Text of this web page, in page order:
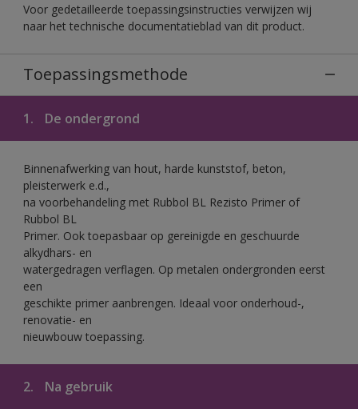
Voor gedetailleerde toepassingsinstructies verwijzen wij
naar het technische documentatieblad van dit product.
Toepassingsmethode
1. De ondergrond
Binnenafwerking van hout, harde kunststof, beton,
pleisterwerk e.d.,
na voorbehandeling met Rubbol BL Rezisto Primer of
Rubbol BL
Primer. Ook toepasbaar op gereinigde en geschuurde
alkydhars- en
watergedragen verflagen. Op metalen ondergronden eerst
een
geschikte primer aanbrengen. Ideaal voor onderhoud-,
renovatie- en
nieuwbouw toepassing.
2. Na gebruik